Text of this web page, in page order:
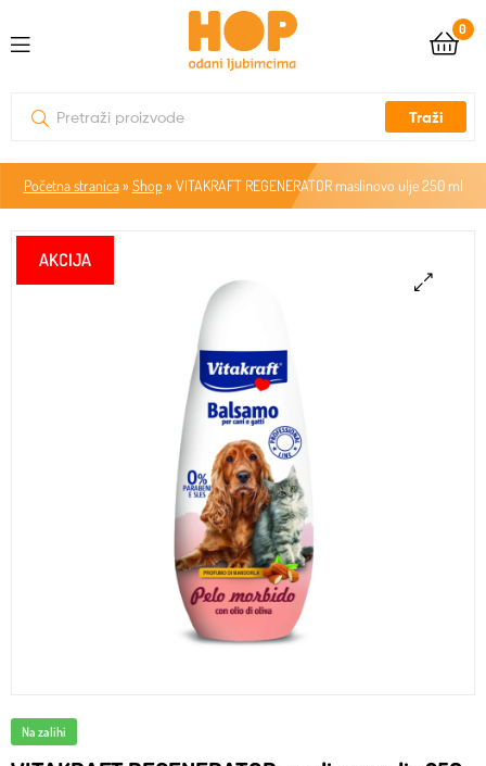
0
Traži
Početna stranica» Shop» VITAKRAFT REGENERATOR maslinovo ulje 250 ml
Na zalihi